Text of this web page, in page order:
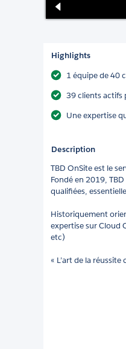
Highlights
1 équipe de 40
39 clients actifs
Une expertise
Description
TBD OnSite est le
Fondé en 2019,
qualifiées,
Historiquement
expertise sur Cloud
etc)
« L’art de la réussite